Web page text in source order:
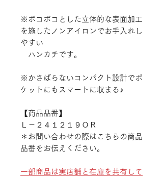
※ボコボコとした立体的な表面加工
を施したノンアイロンでお手入れし
やすい
ハンカチです。
※かさばらないコンパクト設計でポ
ケットにもスマートに収まる♪
【商品品番】
Ｌ－２４１２１９ＯＲ
＊お問い合わせの際はこちらの商品
品番をお伝えください。
一部商品は実店舗と在庫を共有して